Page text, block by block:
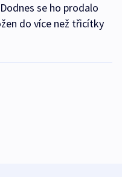
se ho prodalo
do více než třicítky